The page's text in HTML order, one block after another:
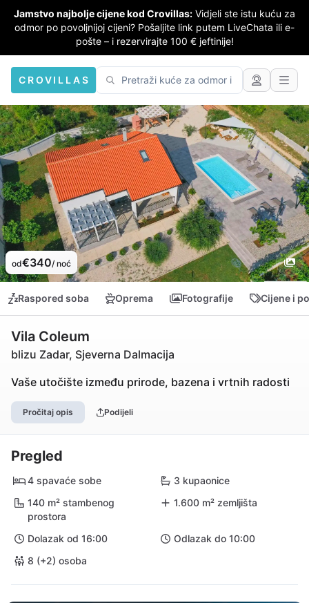
Jamstvo najbolje cijene kod Crovillas: Vidjeli ste istu kuću za
odmor po povoljnijoj cijeni? Pošaljite link putem LiveChata ili e-
pošte – i rezervirajte 100 € jeftinije!
CROVILLAS
od€340/ noć
Raspored soba Oprema Fotografije Cijene i
Vila Coleum
blizu Zadar, Sjeverna Dalmacija
Vaše utočište između prirode, bazena i vrtnih radosti
Pročitaj opis Podijeli
Pregled
4 spavaće sobe
3 kupaonice
140 m² stambenog
prostora
1.600 m² zemljišta
Dolazak od 16:00
Odlazak do 10:00
8 (+2) osoba